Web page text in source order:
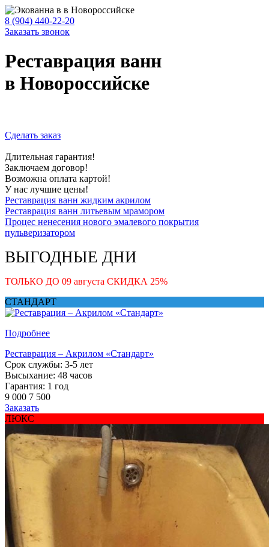
8 (904) 440-22-20
Заказать звонок
Реставрация ванн
в Новороссийске
Сделать заказ
Длительная гарантия!
Заключаем договор!
Возможна оплата картой!
У нас лучшие цены!
Реставрация ванн жидким акрилом
Реставрация ванн литьевым мрамором
Процес ненесения нового эмалевого покрытия
пульверизатором
ВЫГОДНЫЕ ДНИ
ТОЛЬКО ДО 09 августа СКИДКА 25%
СТАНДАРТ
Подробнее
Реставрация – Акрилом «Стандарт»
Срок службы: 3-5 лет
Высыхание: 48 часов
Гарантия: 1 год
9 000 7 500
Заказать
ЛЮКС